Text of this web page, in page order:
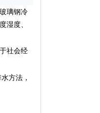
璃钢冷
湿度、
社会经
方法，